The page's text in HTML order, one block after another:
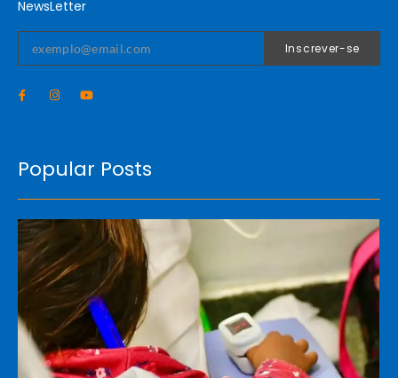
NewsLetter
Inscrever-se
Popular Posts